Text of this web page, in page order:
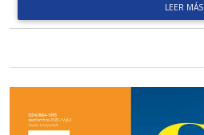
LEER MÁS